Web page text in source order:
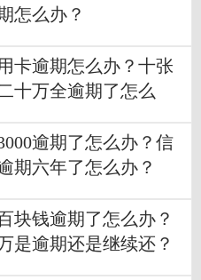
怎么办？
卡逾期怎么办？十张
十万全逾期了怎么
逾期了怎么办？信
期六年了怎么办？
块钱逾期了怎么办？
是逾期还是继续还？